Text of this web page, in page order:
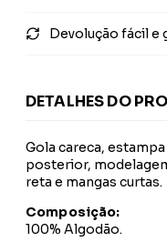
Devolução fácil e
DETALHES DO
Gola careca,
posterior,
reta e mangas curtas.
Composição:
100% Algodão.